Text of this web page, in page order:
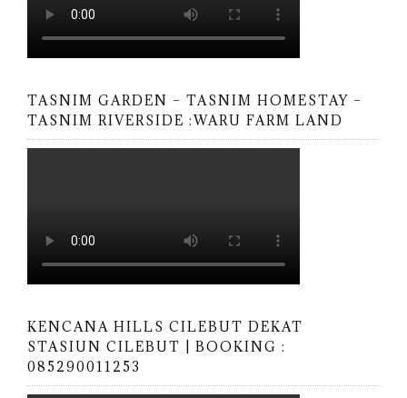
TASNIM GARDEN – TASNIM HOMESTAY –
TASNIM RIVERSIDE :WARU FARM LAND
KENCANA HILLS CILEBUT DEKAT
STASIUN CILEBUT | BOOKING :
085290011253